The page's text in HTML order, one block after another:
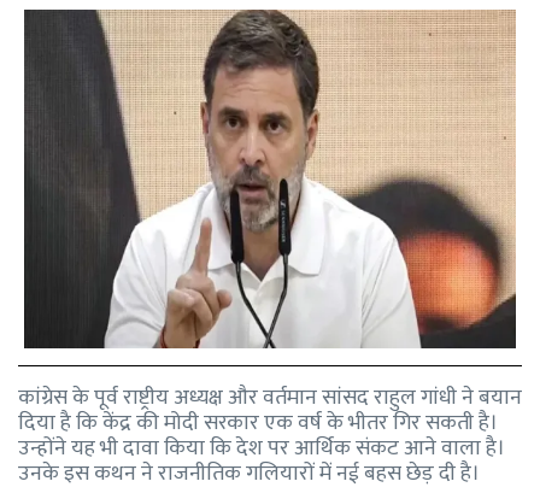
कांग्रेस के पूर्व राष्ट्रीय अध्यक्ष और वर्तमान सांसद राहुल गांधी ने बयान
दिया है कि केंद्र की मोदी सरकार एक वर्ष के भीतर गिर सकती है।
उन्होंने यह भी दावा किया कि देश पर आर्थिक संकट आने वाला है।
उनके इस कथन ने राजनीतिक गलियारों में नई बहस छेड़ दी है।